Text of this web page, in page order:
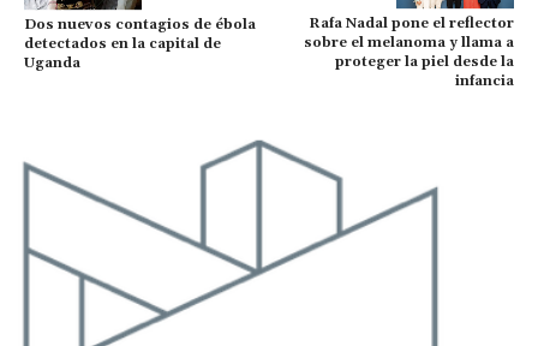
Dos nuevos contagios de ébola
detectados en la capital de
Uganda
Rafa Nadal pone el reflector
sobre el melanoma y llama a
proteger la piel desde la
infancia